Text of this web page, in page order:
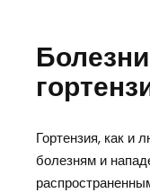
Гортензия, как и
болезням и